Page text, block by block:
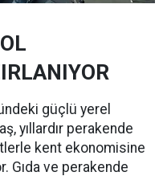
güçlü yerel
yıllardır perakende
kent ekonomisine
Gıda ve perakende